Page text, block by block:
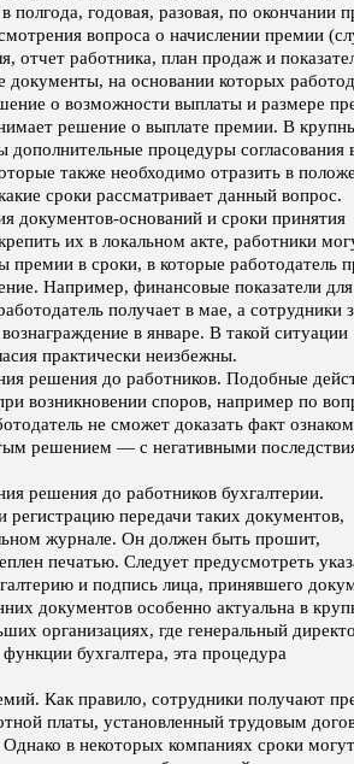
полгода, годовая, разовая, по окончании
вопроса о начислении премии
отчет работника, план продаж и
документы, на основании которых
о возможности выплаты и размере
решение о выплате премии. В
процедуры согласования
также необходимо отразить в
сроки рассматривает данный вопрос.
документов-оснований и сроки принятия
их в локальном акте, работники
премии в сроки, в которые работодатель
Например, финансовые показатели для
получает в мае, а сотрудники
в январе. В такой ситуации
практически неизбежны.
решения до работников. Подобные
возникновении споров, например по
не сможет доказать факт
решением — с негативными
решения до работников бухгалтерии.
регистрацию передачи таких документов,
журнале. Он должен быть прошит,
печатью. Следует предусмотреть
и подпись лица, принявшего
документов особенно актуальна в
организациях, где генеральный
бухгалтера, эта процедура
Как правило, сотрудники получают
платы, установленный трудовым
в некоторых компаниях сроки